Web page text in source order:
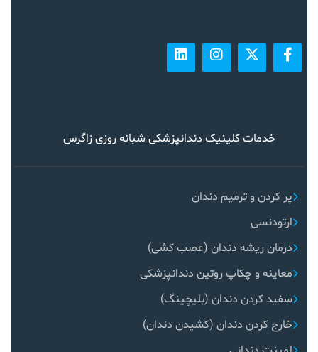
خدمات کلینیک دندانپزشکی شبانه روزی زاگرس
پر کردن و ترمیم دندان
ارتودنسی
درمان ریشه دندان (عصب کشی)
معاینه و چکاپ روتین دندانپزشکی
سفید کردن دندان (بلیچینگ)
خارج کردن دندان (کشیدن دندان)